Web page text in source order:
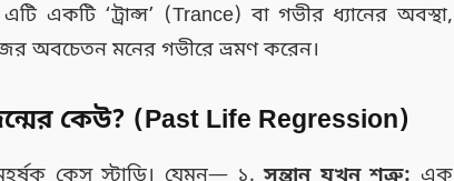
একটি ‘ট্রান্স’ (Trance) বা গভীর ধ্যানের অবস্থা,
অবচেতন মনের গভীরে ভ্রমণ করেন।
কেউ? (Past Life Regression)
কেস স্টাডি। যেমন— ১.সন্তান যখন শত্রু: এক